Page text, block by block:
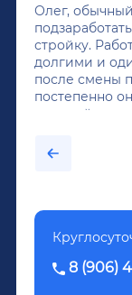
Олег,
стройку.
долгими и
после смены
постепенно
крепкий
было
Довженко.
8 (906)